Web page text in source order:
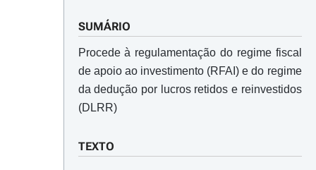
SUMÁRIO
Procede à regulamentação do regime fiscal
de apoio ao investimento (RFAI) e do regime
da dedução por lucros retidos e reinvestidos
(DLRR)
TEXTO